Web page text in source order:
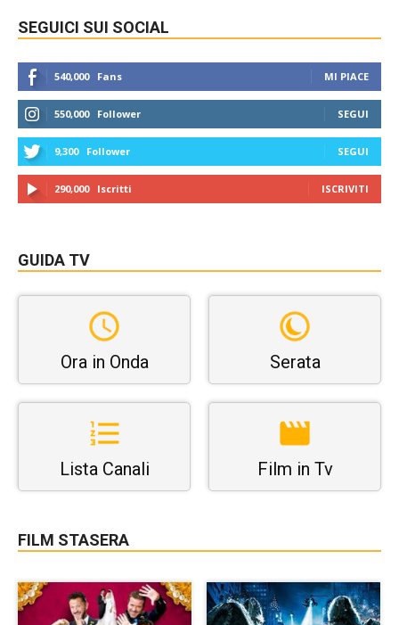
SEGUICI SUI SOCIAL
540,000 Fans MI PIACE
550,000 Follower SEGUI
9,300 Follower SEGUI
290,000 Iscritti ISCRIVITI
GUIDA TV
Ora in Onda Serata
Lista Canali Film in Tv
FILM STASERA